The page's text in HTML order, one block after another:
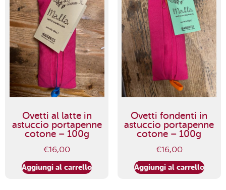
Ovetti al latte in
astuccio portapenne
cotone – 100g
€16,00
Aggiungi al carrello
Ovetti fondenti in
astuccio portapenne
cotone – 100g
€16,00
Aggiungi al carrello